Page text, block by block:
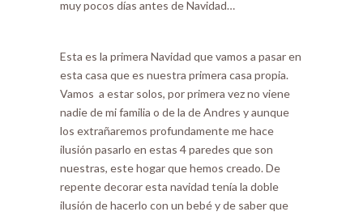
muy pocos días antes de Navidad…
Esta es la primera Navidad que vamos a pasar en
esta casa que es nuestra primera casa propia.
Vamos a estar solos, por primera vez no viene
nadie de mi familia o de la de Andres y aunque
los extrañaremos profundamente me hace
ilusión pasarlo en estas 4 paredes que son
nuestras, este hogar que hemos creado. De
repente decorar esta navidad tenía la doble
ilusión de hacerlo con un bebé y de saber que